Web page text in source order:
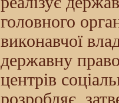
головного
виконавчої
державну
центрів
розробляє,